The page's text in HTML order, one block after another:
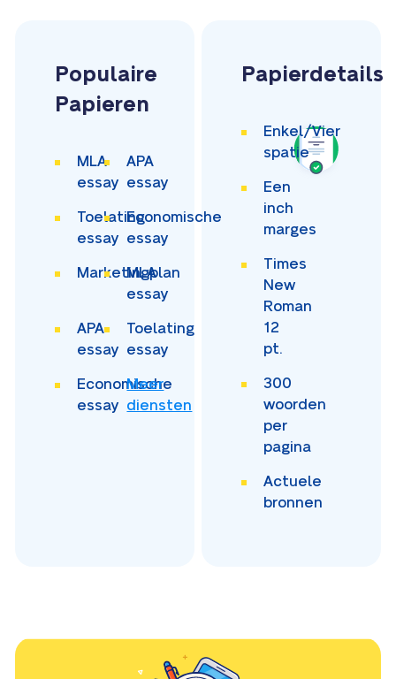
Populaire
Papieren
MLA
essay
APA
essay
Toelating
essay
Economische
essay
Marketingplan
MLA
essay
APA
essay
Toelating
essay
Economische
essay
Meer
diensten
Papierdetails
Enkel/Vier
spatie
Een
inch
marges
Times
New
Roman
12
pt.
300
woorden
per
pagina
Actuele
bronnen